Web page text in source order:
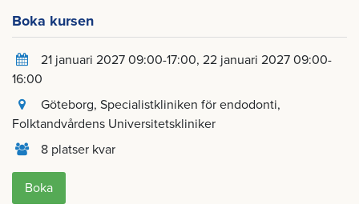
Boka kursen
21 januari 2027 09:00-17:00 22 januari 2027 09:00-
16:00
Göteborg, Specialistkliniken för endodonti,
Folktandvårdens Universitetskliniker
8 platser kvar
Boka